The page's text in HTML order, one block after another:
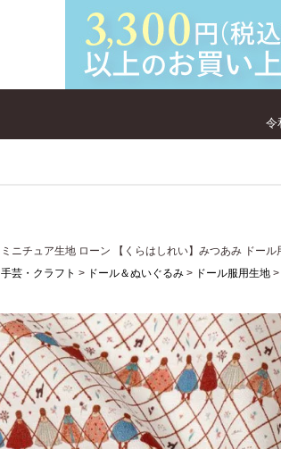
令
ミニチュア生地 ローン 【くらはしれい】みつあみ ドール
手芸・クラフト ドール＆ぬいぐるみ ドール服用生地